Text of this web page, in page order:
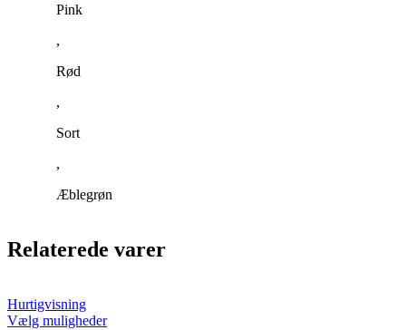
Pink
,
Rød
,
Sort
,
Æblegrøn
Relaterede varer
Hurtigvisning
Vælg mulighederDette